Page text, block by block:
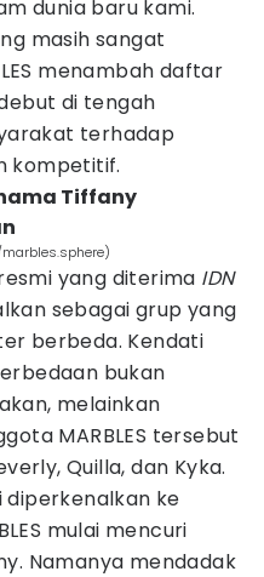
dunia baru kami.
masih sangat
menambah daftar
di tengah
terhadap
kompetitif.
Tiffany
marbles.sphere)
yang diterima IDN
sebagai grup yang
berbeda. Kendati
bukan
melainkan
MARBLES tersebut
Quilla, dan Kyka.
diperkenalkan ke
mulai mencuri
Namanya mendadak